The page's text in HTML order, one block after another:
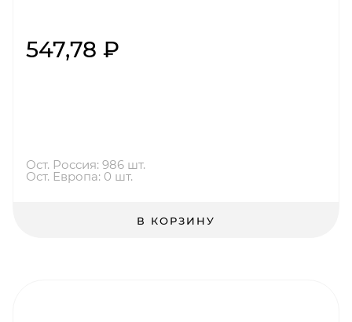
547,78 ₽
Ост. Россия: 986 шт.
Ост. Европа: 0 шт.
В КОРЗИНУ